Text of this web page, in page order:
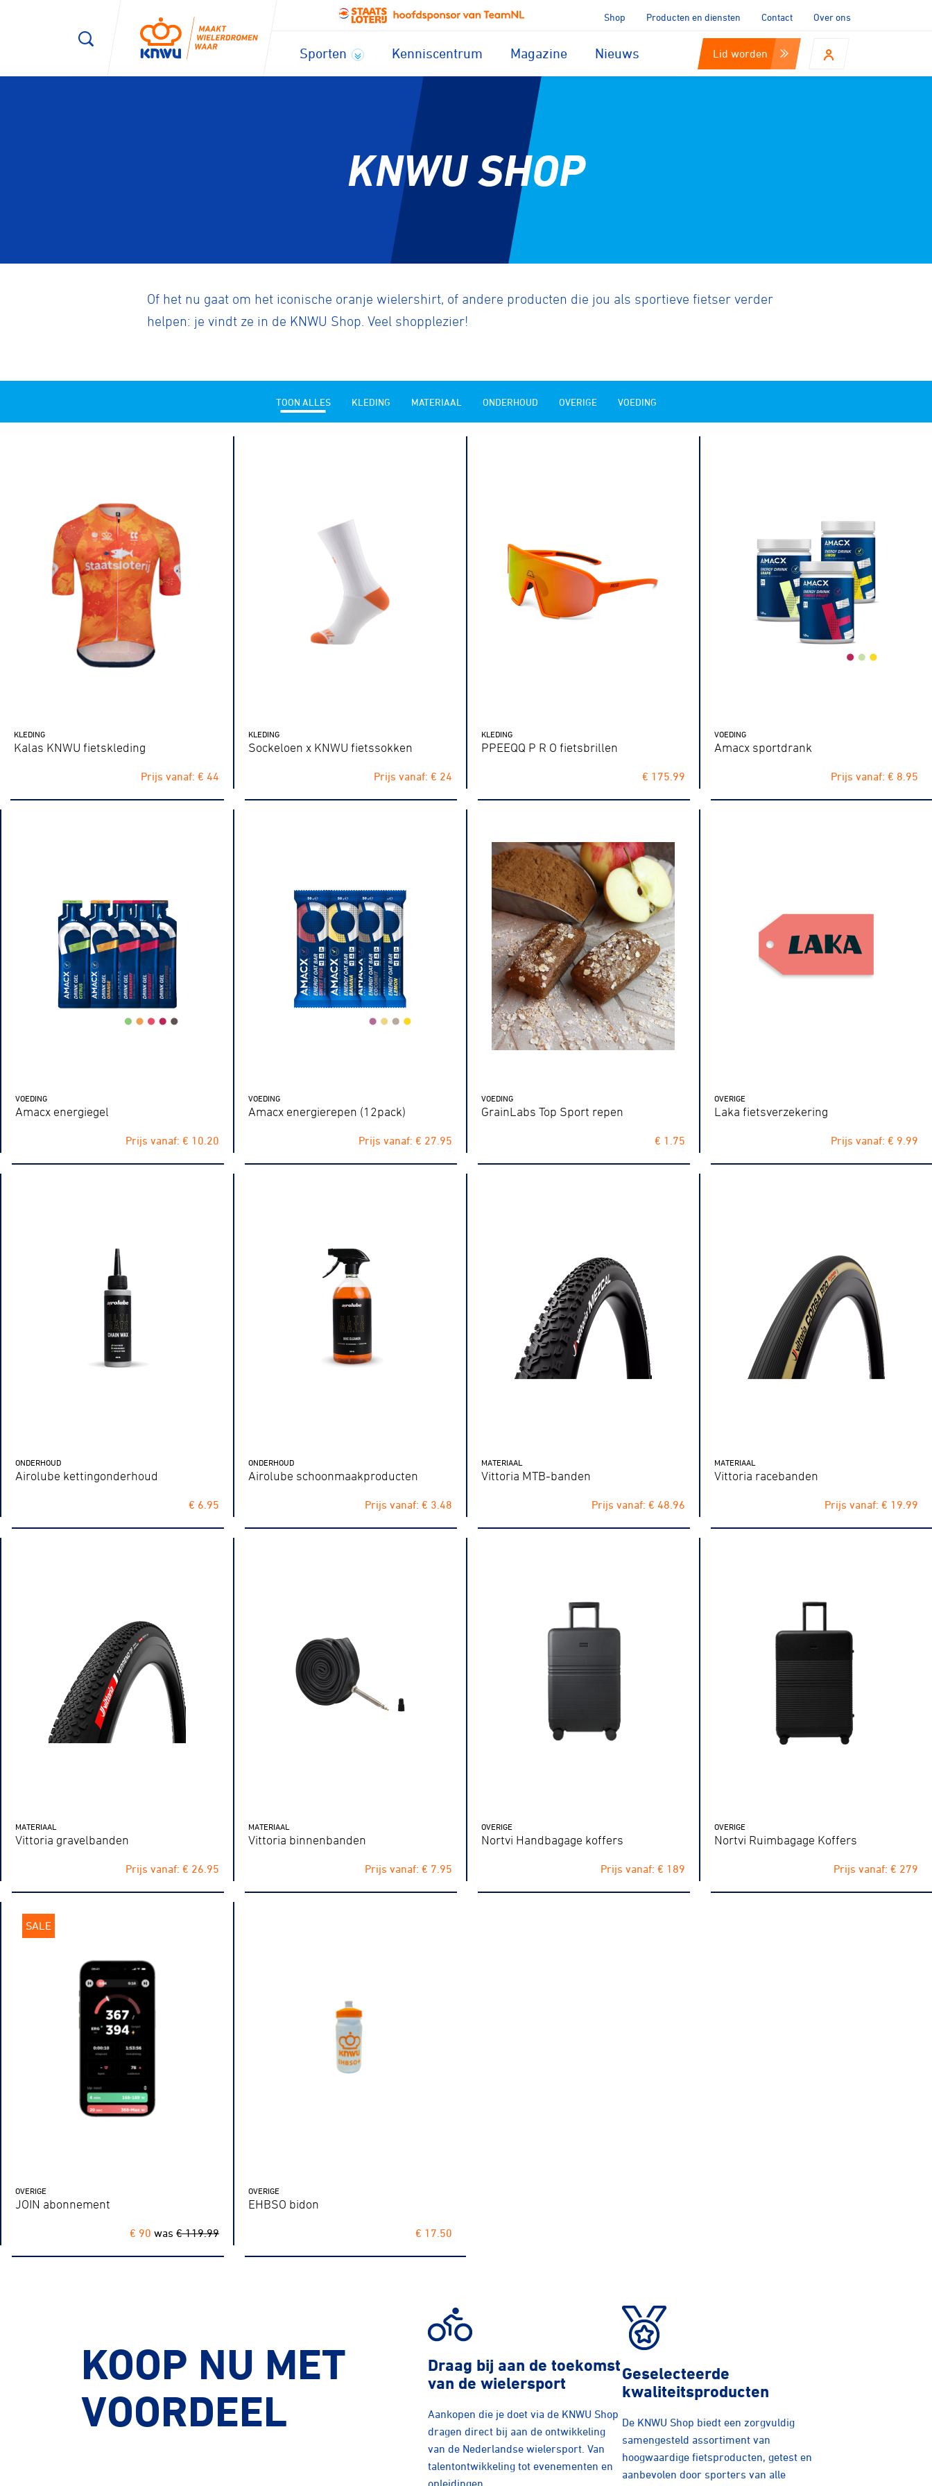
Shop Producten en diensten Contact Over ons
Sporten Kenniscentrum Magazine Nieuws Lid worden
KNWU SHOP
Of het nu gaat om het iconische oranje wielershirt, of andere producten die jou als sportieve fietser verder
helpen: je vindt ze in de KNWU Shop. Veel shopplezier!
TOON ALLES KLEDING MATERIAAL ONDERHOUD OVERIGE VOEDING
KLEDING
Kalas KNWU fietskleding
Prijs vanaf: € 44
KLEDING
Sockeloen x KNWU fietssokken
Prijs vanaf: € 24
KLEDING
PPEEQQ P R O fietsbrillen
€ 175.99
VOEDING
Amacx sportdrank
Prijs vanaf: € 8.95
VOEDING
Amacx energiegel
Prijs vanaf: € 10.20
VOEDING
Amacx energierepen (12pack)
Prijs vanaf: € 27.95
VOEDING
GrainLabs Top Sport repen
€ 1.75
OVERIGE
Laka fietsverzekering
Prijs vanaf: € 9.99
ONDERHOUD
Airolube kettingonderhoud
€ 6.95
ONDERHOUD
Airolube schoonmaakproducten
Prijs vanaf: € 3.48
MATERIAAL
Vittoria MTB-banden
Prijs vanaf: € 48.96
MATERIAAL
Vittoria racebanden
Prijs vanaf: € 19.99
MATERIAAL
Vittoria gravelbanden
Prijs vanaf: € 26.95
MATERIAAL
Vittoria binnenbanden
Prijs vanaf: € 7.95
OVERIGE
Nortvi Handbagage koffers
Prijs vanaf: € 189
OVERIGE
Nortvi Ruimbagage Koffers
Prijs vanaf: € 279
SALE
OVERIGE
JOIN abonnement
€ 90 was € 119.99
OVERIGE
EHBSO bidon
€ 17.50
KOOP NU MET
VOORDEEL
Draag bij aan de toekomst
van de wielersport
Aankopen die je doet via de KNWU Shop
dragen direct bij aan de ontwikkeling
van de Nederlandse wielersport. Van
talentontwikkeling tot evenementen en
opleidingen.
Geselecteerde
kwaliteitsproducten
De KNWU Shop biedt een zorgvuldig
samengesteld assortiment van
hoogwaardige fietsproducten, getest en
aanbevolen door sporters van alle
Mountainbiken
ID-Cycling
Veldrijden
Fixed gear